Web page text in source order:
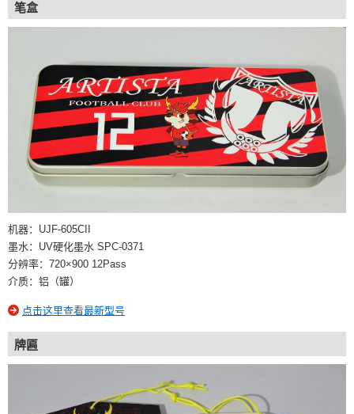
笔盒
机器：UJF-605CII
墨水：UV硬化墨水 SPC-0371
分辨率：720×900 12Pass
介质：铝（罐）
点击这里查看最新型号
牌匾